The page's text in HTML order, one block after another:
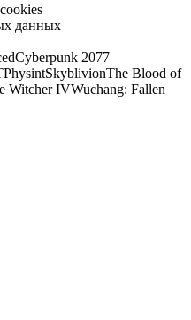
данных
Cyberpunk 2077
PhysintSkyblivionThe Blood of
Witcher IVWuchang: Fallen